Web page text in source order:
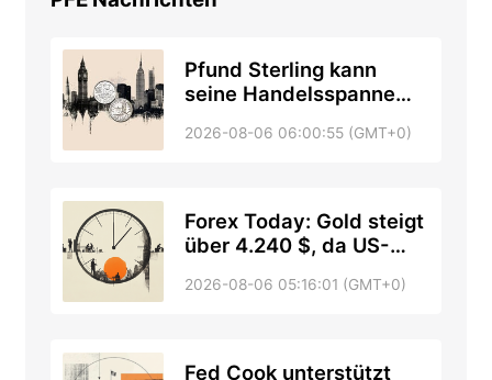
Pfund Sterling kann
seine Handelsspanne
Parlamentspause in
2026-08-06 06:00:55 (GMT+0)
Forex Today: Gold steigt
über 4.240 $, da US-
einbrechen
2026-08-06 05:16:01 (GMT+0)
Fed Cook unterstützt